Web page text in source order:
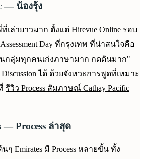
— น้องรุ้ง
เล่ายาวมาก ตั้งแต่ Hirevue Online รอบ
Day ที่กรุงเทพ ที่น่าสนใจคือ
นกลุ่มทุกคนเก่งภาษามาก กดดันมาก"
ได้ ด้วยจังหวะการพูดที่เหมาะ
รีวิว Process สัมภาษณ์ Cathay Pacific
— Process ล่าสุด
Emirates มี Process หลายขั้น ทั้ง